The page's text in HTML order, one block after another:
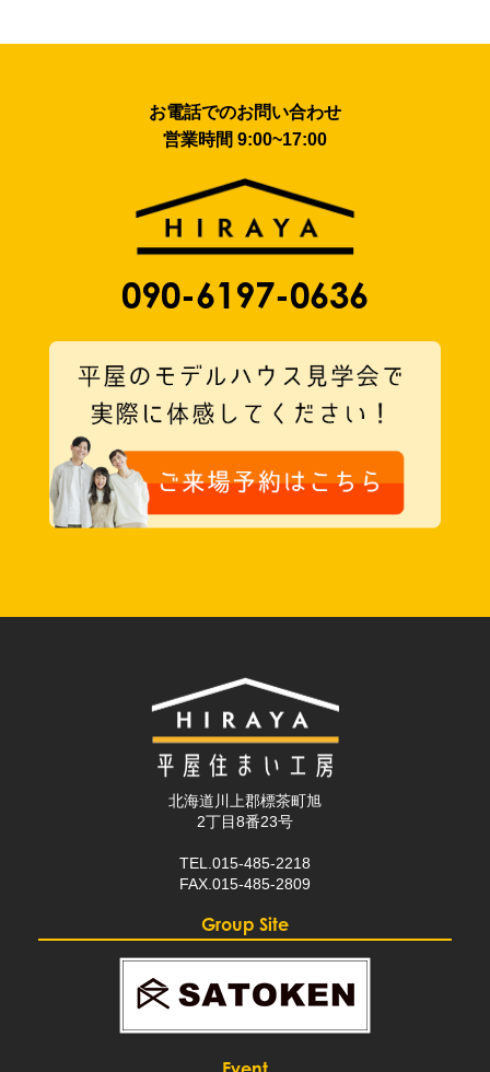
お電話でのお問い合わせ
営業時間 9:00~17:00
090-6197-0636
北海道川上郡標茶町旭
2丁目8番23号
TEL.015-485-2218
FAX.015-485-2809
Group Site